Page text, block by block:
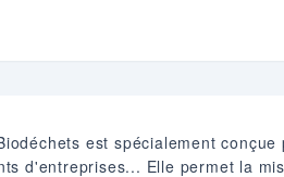
est spécialement
d'entreprises... Elle permet la